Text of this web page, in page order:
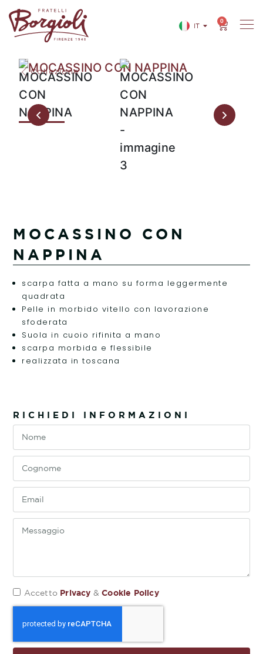
IT
EN
0
Collezione
MOCASSINO CON
NAPPINA
scarpa fatta a mano su forma leggermente
quadrata
Pelle in morbido vitello con lavorazione
sfoderata
Suola in cuoio rifinita a mano
scarpa morbida e flessibile
realizzata in toscana
RICHIEDI INFORMAZIONI
Accetto Privacy &Cookie Policy